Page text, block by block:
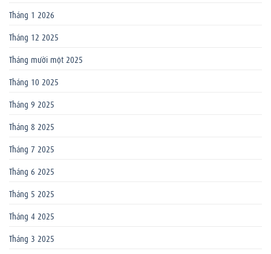
Tháng 1 2026
Tháng 12 2025
Tháng mười một 2025
Tháng 10 2025
Tháng 9 2025
Tháng 8 2025
Tháng 7 2025
Tháng 6 2025
Tháng 5 2025
Tháng 4 2025
Tháng 3 2025